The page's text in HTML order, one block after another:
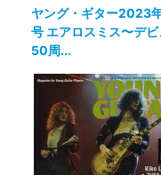
ヤング・ギター2023
号 エアロスミス〜デ
50周...